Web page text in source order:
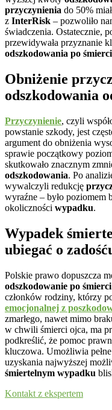
przyczynienia do 50%
z InterRisk – pozwoliło
świadczenia. Ostatecznie,
przewidywała przyznanie
odszkodowania po
Obniżenie
odszkodowania
Przyczynienie, czyli
powstanie szkody, jest
argument do obniżenia
sprawie początkowy
skutkowało znacznym
odszkodowania. Po
wywalczyli redukcję
wyraźne – było poziomem
okoliczności wypadku.
Wypadek
ubiegać o
Polskie prawo dopuszcza
odszkodowanie po śmierci
członków rodziny, którzy
emocjonalnej z
zmarłego, nawet mimo
w chwili śmierci ojca, ma
podkreślić, że pomoc
kluczowa. Umożliwia
uzyskania najwyższej
śmiertelnym wypadku
Kontakt z ekspertem